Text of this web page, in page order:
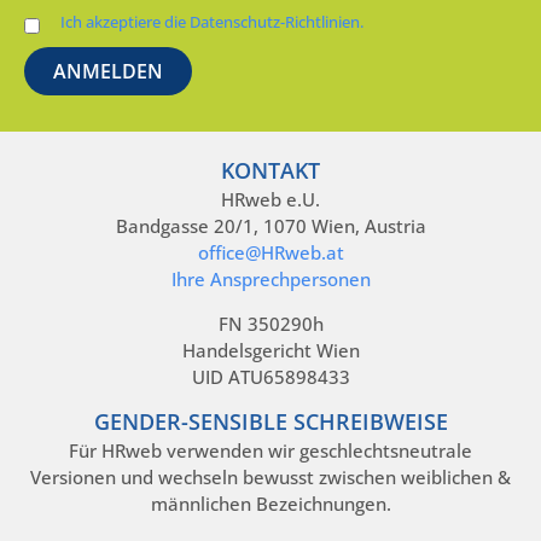
Ich akzeptiere die Datenschutz-Richtlinien.
KONTAKT
HRweb e.U.
Bandgasse 20/1, 1070 Wien, Austria
office@HRweb.at
Ihre Ansprechpersonen
FN 350290h
Handelsgericht Wien
UID ATU65898433
GENDER-SENSIBLE SCHREIBWEISE
Für HRweb verwenden wir geschlechtsneutrale
Versionen und wechseln bewusst zwischen weiblichen &
männlichen Bezeichnungen.